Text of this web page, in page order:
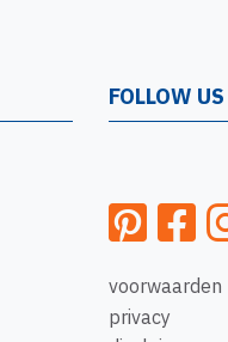
FOLLOW US
voorwaarden
privacy